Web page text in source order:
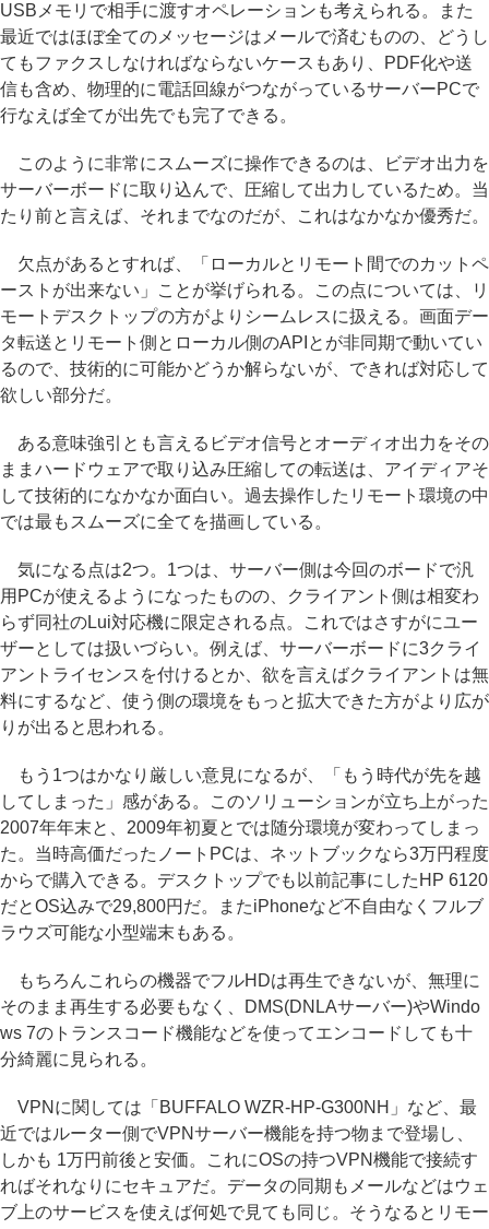
USBメモリで相手に渡すオペレーションも考えられる。また
最近ではほぼ全てのメッセージはメールで済むものの、どうし
てもファクスしなければならないケースもあり、PDF化や送
信も含め、物理的に電話回線がつながっているサーバーPCで
行なえば全てが出先でも完了できる。
このように非常にスムーズに操作できるのは、ビデオ出力を
サーバーボードに取り込んで、圧縮して出力しているため。当
たり前と言えば、それまでなのだが、これはなかなか優秀だ。
欠点があるとすれば、「ローカルとリモート間でのカットペ
ーストが出来ない」ことが挙げられる。この点については、リ
モートデスクトップの方がよりシームレスに扱える。画面デー
タ転送とリモート側とローカル側のAPIとが非同期で動いてい
るので、技術的に可能かどうか解らないが、できれば対応して
欲しい部分だ。
ある意味強引とも言えるビデオ信号とオーディオ出力をその
ままハードウェアで取り込み圧縮しての転送は、アイディアそ
して技術的になかなか面白い。過去操作したリモート環境の中
では最もスムーズに全てを描画している。
気になる点は2つ。1つは、サーバー側は今回のボードで汎
用PCが使えるようになったものの、クライアント側は相変わ
らず同社のLui対応機に限定される点。これではさすがにユー
ザーとしては扱いづらい。例えば、サーバーボードに3クライ
アントライセンスを付けるとか、欲を言えばクライアントは無
料にするなど、使う側の環境をもっと拡大できた方がより広が
りが出ると思われる。
もう1つはかなり厳しい意見になるが、「もう時代が先を越
してしまった」感がある。このソリューションが立ち上がった
2007年年末と、2009年初夏とでは随分環境が変わってしまっ
た。当時高価だったノートPCは、ネットブックなら3万円程度
からで購入できる。デスクトップでも以前記事にしたHP 6120
だとOS込みで29,800円だ。またiPhoneなど不自由なくフルブ
ラウズ可能な小型端末もある。
もちろんこれらの機器でフルHDは再生できないが、無理に
そのまま再生する必要もなく、DMS(DNLAサーバー)やWindo
ws 7のトランスコード機能などを使ってエンコードしても十
分綺麗に見られる。
VPNに関しては「BUFFALO WZR-HP-G300NH」など、最
近ではルーター側でVPNサーバー機能を持つ物まで登場し、
しかも 1万円前後と安価。これにOSの持つVPN機能で接続す
ればそれなりにセキュアだ。データの同期もメールなどはウェ
ブ上のサービスを使えば何処で見ても同じ。そうなるとリモー